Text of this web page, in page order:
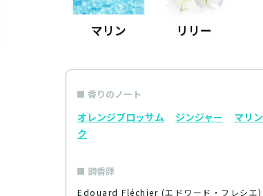
香りのノート
オレンジブロッサム ジンジャー マリン
ク
調香師
Edouard Fléchier (エドワード・フレシエ)